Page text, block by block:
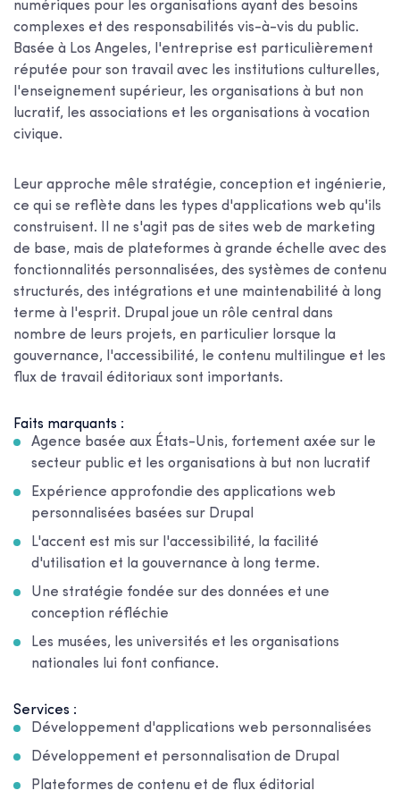
numériques pour les organisations ayant des besoins
complexes et des responsabilités vis-à-vis du public.
Basée à Los Angeles, l'entreprise est particulièrement
réputée pour son travail avec les institutions culturelles,
l'enseignement supérieur, les organisations à but non
lucratif, les associations et les organisations à vocation
civique.
Leur approche mêle stratégie, conception et ingénierie,
ce qui se reflète dans les types d'applications web qu'ils
construisent. Il ne s'agit pas de sites web de marketing
de base, mais de plateformes à grande échelle avec des
fonctionnalités personnalisées, des systèmes de contenu
structurés, des intégrations et une maintenabilité à long
terme à l'esprit. Drupal joue un rôle central dans
nombre de leurs projets, en particulier lorsque la
gouvernance, l'accessibilité, le contenu multilingue et les
flux de travail éditoriaux sont importants.
Faits marquants :
Agence basée aux États-Unis, fortement axée sur le
secteur public et les organisations à but non lucratif
Expérience approfondie des applications web
personnalisées basées sur Drupal
L'accent est mis sur l'accessibilité, la facilité
d'utilisation et la gouvernance à long terme.
Une stratégie fondée sur des données et une
conception réfléchie
Les musées, les universités et les organisations
nationales lui font confiance.
Services :
Développement d'applications web personnalisées
Développement et personnalisation de Drupal
Plateformes de contenu et de flux éditorial